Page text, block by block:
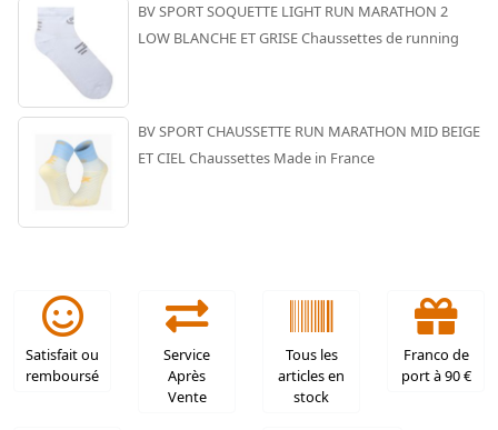
BV SPORT SOQUETTE LIGHT RUN MARATHON 2
LOW BLANCHE ET GRISE Chaussettes de running
BV SPORT CHAUSSETTE RUN MARATHON MID BEIGE
ET CIEL Chaussettes Made in France
Satisfait ou
remboursé
Service
Après
Vente
Tous les
articles en
stock
Franco de
port à 90 €